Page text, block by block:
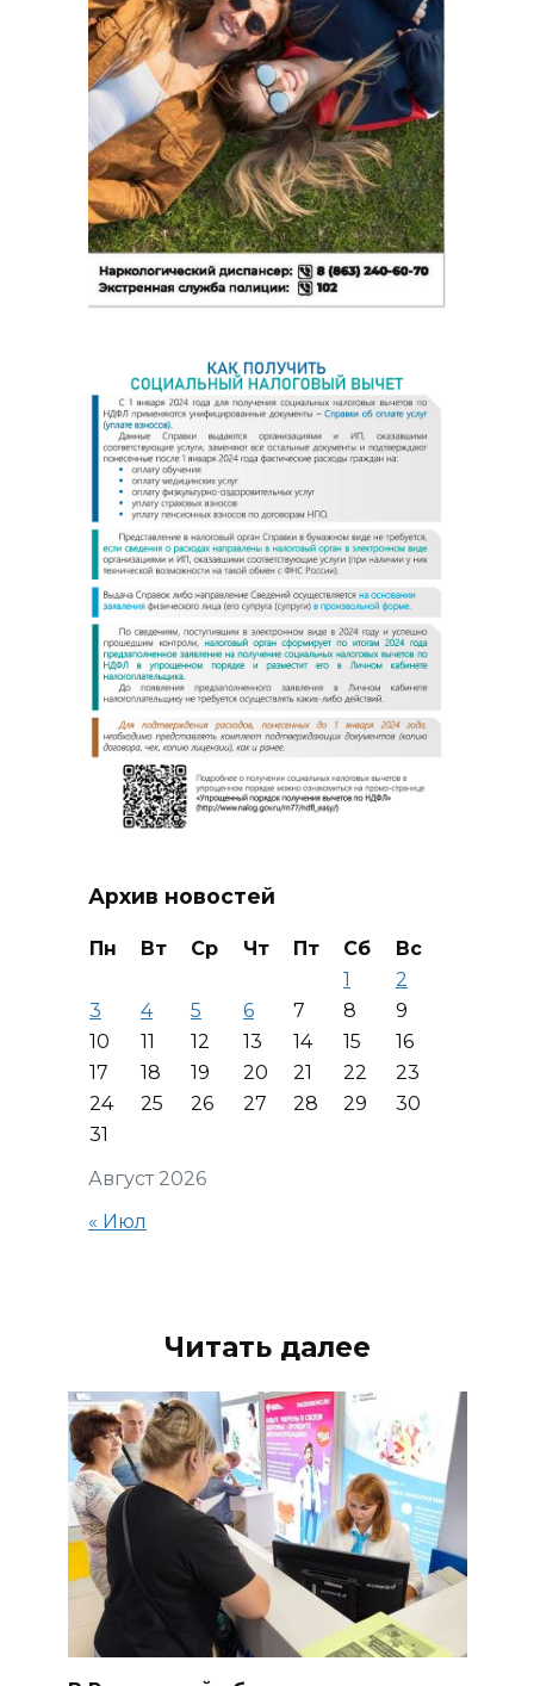
Архив новостей
Август 2026
Пн Вт Ср Чт Пт Сб
Вс
1
2
3
4 5 6 7 8
9
10
11 12 13 14 15
16
17
18 19 20 21 22
23
24
25 26 27 28 29
30
31
« Июл
Читать далее